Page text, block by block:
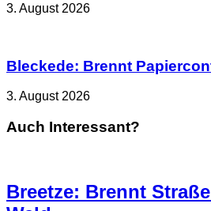
3. August 2026
Bleckede: Brennt
3. August 2026
Auch Interessant?
Breetze: Brennt